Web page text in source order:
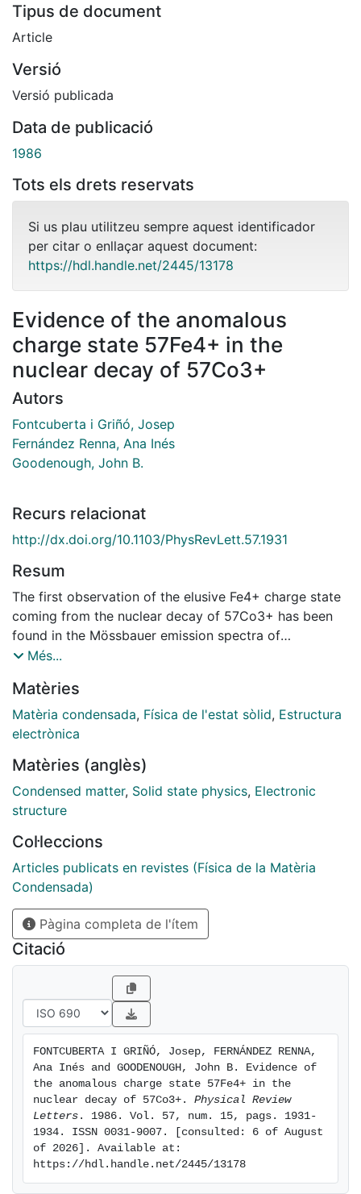
Tipus de document
Article
Versió
Versió publicada
Data de publicació
1986
Tots els drets reservats
Si us plau utilitzeu sempre aquest identificador
per citar o enllaçar aquest document:
https://hdl.handle.net/2445/13178
Evidence of the anomalous
charge state 57Fe4+ in the
nuclear decay of 57Co3+
Autors
Fontcuberta i Griñó, Josep
Fernández Renna, Ana Inés
Goodenough, John B.
Recurs relacionat
http://dx.doi.org/10.1103/PhysRevLett.57.1931
Resum
The first observation of the elusive Fe4+ charge state
coming from the nuclear decay of 57Co3+ has been
found in the Mössbauer emission spectra of
57Co:La2Li0.5Co0.5O4. A Ti-doped sample was
be conveniently monitored. Both results were
predicted on the basis of the electronic energy-band
scheme of these oxides.
Més...
Matèries
Matèria condensada, Física de l'estat sòlid, Estructura
electrònica
Matèries (anglès)
Condensed matter, Solid state physics, Electronic
structure
Col·leccions
Articles publicats en revistes (Física de la Matèria
Condensada)
Pàgina completa de l'ítem
Citació
FONTCUBERTA I GRIÑÓ, Josep, FERNÁNDEZ RENNA,
Ana Inés and GOODENOUGH, John B. Evidence of
the anomalous charge state 57Fe4+ in the
nuclear decay of 57Co3+. Physical Review
Letters . 1986. Vol. 57, num. 15, pags. 1931-
1934. ISSN 0031-9007. [consulted: 6 of August
of 2026]. Available at:
https://hdl.handle.net/2445/13178